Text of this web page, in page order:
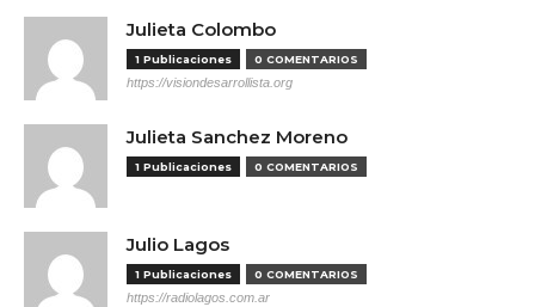
Julieta Colombo
1 Publicaciones 0 COMENTARIOS
https://visiondesarrollista.org
Julieta Sanchez Moreno
1 Publicaciones 0 COMENTARIOS
Julio Lagos
1 Publicaciones 0 COMENTARIOS
https://radiolagos.com.ar